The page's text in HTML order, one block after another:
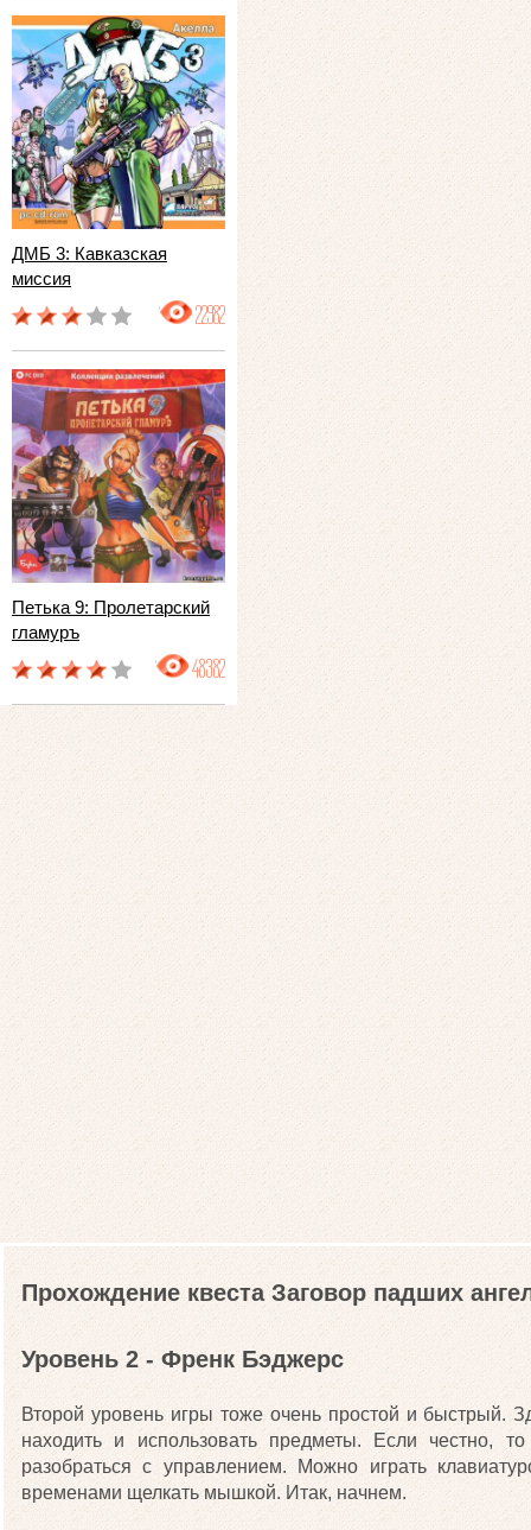
ДМБ 3: Кавказская
миссия
22982
Петька 9: Пролетарский
гламуръ
48382
Прохождение квеста Заговор падших
Уровень 2 - Френк Бэджерс
Второй уровень игры тоже очень простой и быстрый.
находить и использовать предметы. Если
разобраться с управлением. Можно играть
временами щелкать мышкой. Итак, начнем.